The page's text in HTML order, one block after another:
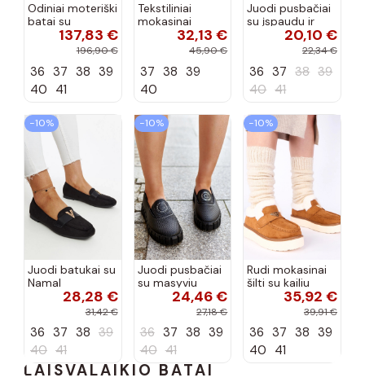
Odiniai moteriški
batai su
siūlėmis, pilies
tipo, Artiker
spalvos
137,83 €
196,90 €
36 37 38 39
40 41
Tekstiliniai
mokasinai
smėlio spalvos
32,13 €
45,90 €
37 38 39
40
Juodi pusbačiai
su įspaudu ir
kvadratiniu
priekiu Kerawa
20,10 €
22,34 €
36 37 38 39
40 41
−10%
Juodi batukai su
Namal
dekoracija28,28 €
31,42 €
36 37 38 39
40 41
−10%
Juodi pusbačiai
su masyviu
padu Teska24,46 €
27,18 €
36 37 38 39
40 41
−10%
Rudi mokasinai
šilti su kailiu
35,92 €
39,91 €
36 37 38 39
40 41
LAISVALAIKIO BATAI